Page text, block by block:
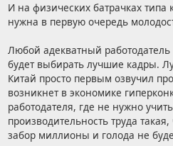
И на физических батрачках типа
нужна в первую очередь
Любой адекватный
будет выбирать лучшие кадры.
Китай просто первым озвучил
возникнет в экономике
работодателя, где не нужно
производительность труда
забор миллионы и голода не